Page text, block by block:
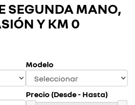
SEGUNDA MANO,
Y KM 0
Modelo
Precio (Desde - Hasta)